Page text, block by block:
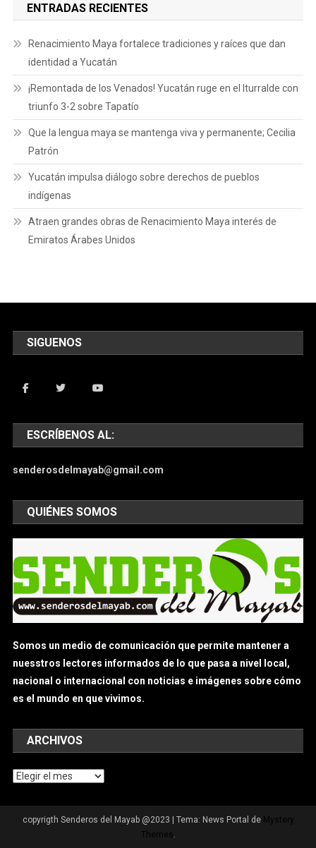
ENTRADAS RECIENTES
Renacimiento Maya fortalece tradiciones y raíces que dan
identidad a Yucatán
¡Remontada de los Venados! Yucatán ruge en el Iturralde con
triunfo 3-2 sobre Tapatío
Que la lengua maya se mantenga viva y permanente; Cecilia
Patrón
Yucatán impulsa diálogo sobre derechos de pueblos
indígenas
Atraen grandes obras de Renacimiento Maya interés de
Emiratos Árabes Unidos
SIGUENOS
ESCRÍBENOS AL:
senderosdelmayab@gmail.com
QUIÉNES SOMOS
Somos un medio de comunicación que permite mantener a
nuesstros lectores informados de lo que pasa a nivel local,
nacional o internacional con noticias e imágenes sobre cómo
es el mundo en que vivimos.
ARCHIVOS
Archivos
copyrigth Senderos del Mayab @2023 Tema: News Portal de Mystery
Themes .